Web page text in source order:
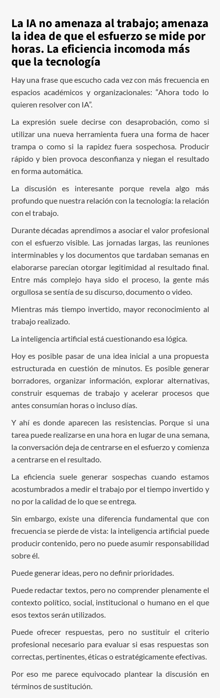
La IA no amenaza al trabajo; amenaza
la idea de que el esfuerzo se mide por
horas. La eficiencia incomoda más
que la tecnología
Hay una frase que escucho cada vez con más frecuencia en
espacios académicos y organizacionales: “Ahora todo lo
quieren resolver con IA”.
La expresión suele decirse con desaprobación, como si
utilizar una nueva herramienta fuera una forma de hacer
trampa o como si la rapidez fuera sospechosa. Producir
rápido y bien provoca desconfianza y niegan el resultado
en forma automática.
La discusión es interesante porque revela algo más
profundo que nuestra relación con la tecnología: la relación
con el trabajo.
Durante décadas aprendimos a asociar el valor profesional
con el esfuerzo visible. Las jornadas largas, las reuniones
interminables y los documentos que tardaban semanas en
elaborarse parecían otorgar legitimidad al resultado final.
Entre más complejo haya sido el proceso, la gente más
orgullosa se sentía de su discurso, documento o video.
Mientras más tiempo invertido, mayor reconocimiento al
trabajo realizado.
La inteligencia artificial está cuestionando esa lógica.
Hoy es posible pasar de una idea inicial a una propuesta
estructurada en cuestión de minutos. Es posible generar
borradores, organizar información, explorar alternativas,
construir esquemas de trabajo y acelerar procesos que
antes consumían horas o incluso días.
Y ahí es donde aparecen las resistencias. Porque si una
tarea puede realizarse en una hora en lugar de una semana,
la conversación deja de centrarse en el esfuerzo y comienza
a centrarse en el resultado.
La eficiencia suele generar sospechas cuando estamos
acostumbrados a medir el trabajo por el tiempo invertido y
no por la calidad de lo que se entrega.
Sin embargo, existe una diferencia fundamental que con
frecuencia se pierde de vista: la inteligencia artificial puede
producir contenido, pero no puede asumir responsabilidad
sobre él.
Puede generar ideas, pero no definir prioridades.
Puede redactar textos, pero no comprender plenamente el
contexto político, social, institucional o humano en el que
esos textos serán utilizados.
Puede ofrecer respuestas, pero no sustituir el criterio
profesional necesario para evaluar si esas respuestas son
correctas, pertinentes, éticas o estratégicamente efectivas.
Por eso me parece equivocado plantear la discusión en
términos de sustitución.